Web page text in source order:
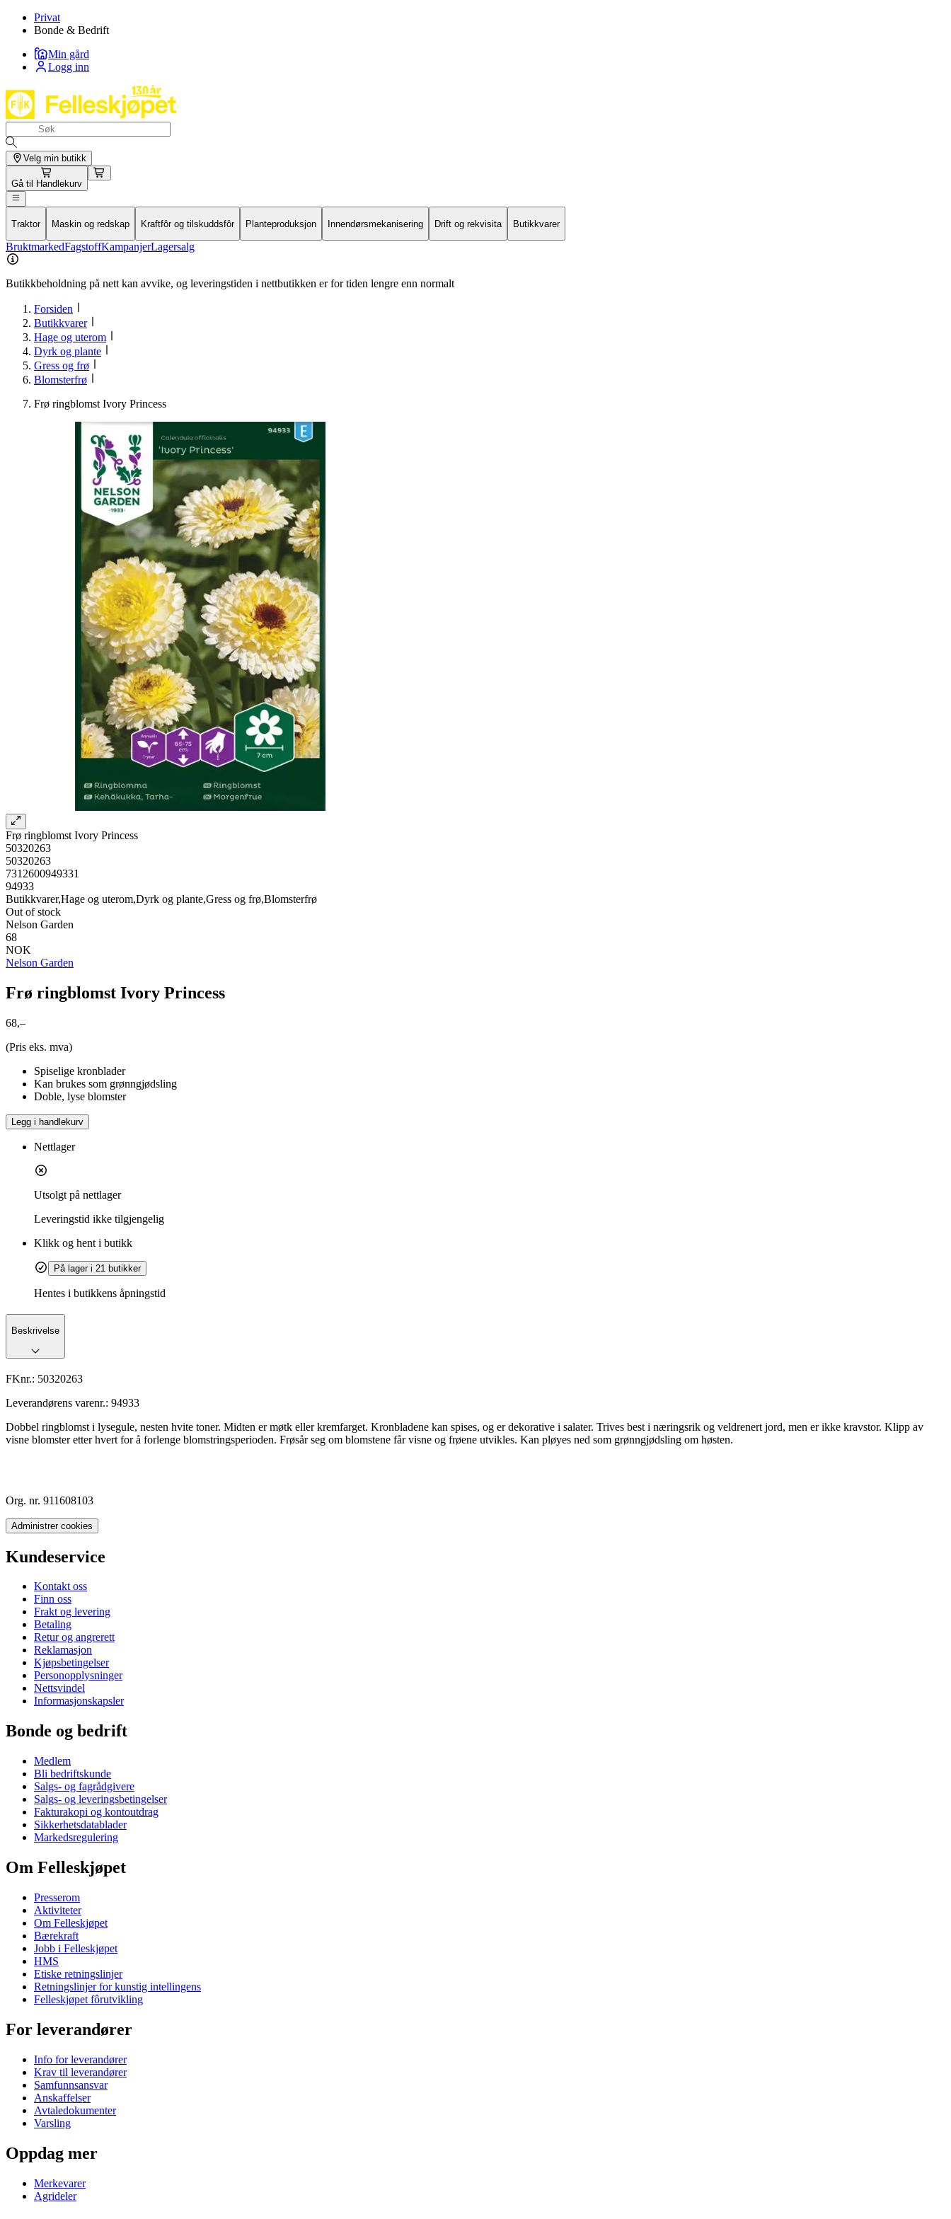
Privat
Bonde & Bedrift
Min gård
Logg inn
Velg min butikk
Gå til Handlekurv
Traktor Maskin og redskap Kraftfôr og tilskuddsfôr Planteproduksjon Innendørsmekanisering Drift og rekvisita Butikkvarer
BruktmarkedFagstoffKampanjerLagersalg
Butikkbeholdning på nett kan avvike, og leveringstiden i nettbutikken er for tiden lengre enn normalt
Forsiden
Butikkvarer
Hage og uterom
Dyrk og plante
Gress og frø
Blomsterfrø
Frø ringblomst Ivory Princess
Frø ringblomst Ivory Princess
50320263
50320263
7312600949331
94933
Butikkvarer,Hage og uterom,Dyrk og plante,Gress og frø,Blomsterfrø
Out of stock
Nelson Garden
68
NOK
Nelson Garden
Frø ringblomst Ivory Princess
68,–
(Pris eks. mva)
Spiselige kronblader
Kan brukes som grønngjødsling
Doble, lyse blomster
Legg i handlekurv
Nettlager
Utsolgt på nettlager
Leveringstid ikke tilgjengelig
Klikk og hent i butikk
På lager i 21 butikker
Hentes i butikkens åpningstid
Beskrivelse
FKnr.: 50320263
Leverandørens varenr.: 94933
Dobbel ringblomst i lysegule, nesten hvite toner. Midten er møtk eller kremfarget. Kronbladene kan spises, og er dekorative i salater. Trives best i næringsrik og veldrenert jord, men er ikke kravstor. Klipp av
visne blomster etter hvert for å forlenge blomstringsperioden. Frøsår seg om blomstene får visne og frøene utvikles. Kan pløyes ned som grønngjødsling om høsten.
Org. nr. 911608103
Administrer cookies
Kundeservice
Kontakt oss
Finn oss
Frakt og levering
Betaling
Retur og angrerett
Reklamasjon
Kjøpsbetingelser
Personopplysninger
Nettsvindel
Informasjonskapsler
Bonde og bedrift
Medlem
Bli bedriftskunde
Salgs- og fagrådgivere
Salgs- og leveringsbetingelser
Fakturakopi og kontoutdrag
Sikkerhetsdatablader
Markedsregulering
Om Felleskjøpet
Presserom
Aktiviteter
Om Felleskjøpet
Bærekraft
Jobb i Felleskjøpet
HMS
Etiske retningslinjer
Retningslinjer for kunstig intellingens
Felleskjøpet fôrutvikling
For leverandører
Info for leverandører
Krav til leverandører
Samfunnsansvar
Anskaffelser
Avtaledokumenter
Varsling
Oppdag mer
Merkevarer
Agrideler